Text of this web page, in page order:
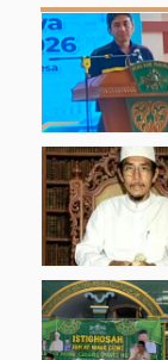
Dapatkan info